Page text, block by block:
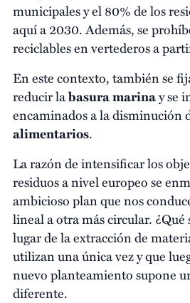
municipales y el 80% de los
aquí a 2030. Además, se
reciclables en vertederos a
En este contexto, también se
reducir labasura marinay se
encaminados a la disminución
alimentarios.
La razón de intensificar los
residuos a nivel europeo se
ambicioso plan que nos
lineal a otra más circular.
lugar de la extracción de
utilizan una única vez y que
nuevo planteamiento supone
diferente.